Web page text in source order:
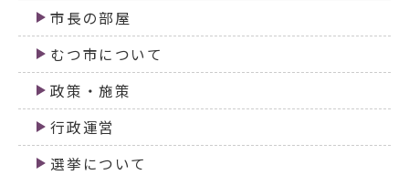
市長の部屋
むつ市について
政策・施策
行政運営
選挙について